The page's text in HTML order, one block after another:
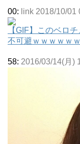
00: link 2018/10/
【GIF】このベロ
不可避ｗｗｗｗｗｗ
58: 2016/03/14(月)